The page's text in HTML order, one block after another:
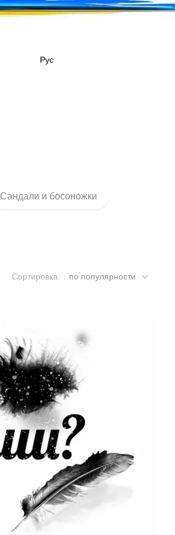
Рус
Сандали и босоножки
Сортировка: по популярности